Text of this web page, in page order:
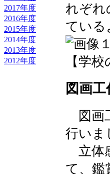
2017年度
2016年度
2015年度
2014年度
2013年度
2012年度
れぞれ
ている
【学
図画
図画
行いま
立体
て、鑑